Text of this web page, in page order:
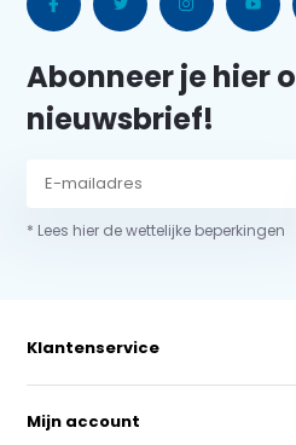
Abonneer je hier
nieuwsbrief!
* Lees hier de wettelijke beperkingen
Klantenservice
Mijn account